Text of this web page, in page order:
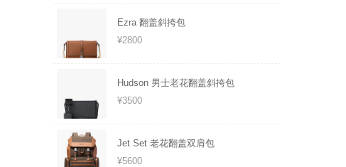
Ezra 翻盖斜挎包
¥2800
Hudson 男士老花翻盖斜挎包
¥3500
Jet Set 老花翻盖双肩包
¥5600